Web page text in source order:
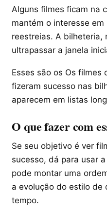
Alguns filmes ficam na
mantém o interesse em
reestreias. A bilheteria,
ultrapassar a janela
Esses são os Os filmes
fizeram sucesso nas
aparecem em listas
O que fazer com
Se seu objetivo é ver
sucesso, dá para usar
pode montar uma
a evolução do estilo de
tempo.